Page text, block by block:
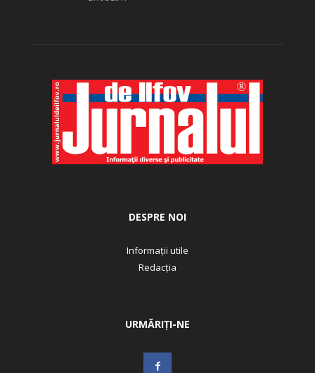
DESPRE NOI
Informații utile
Redacția
URMĂRIȚI-NE